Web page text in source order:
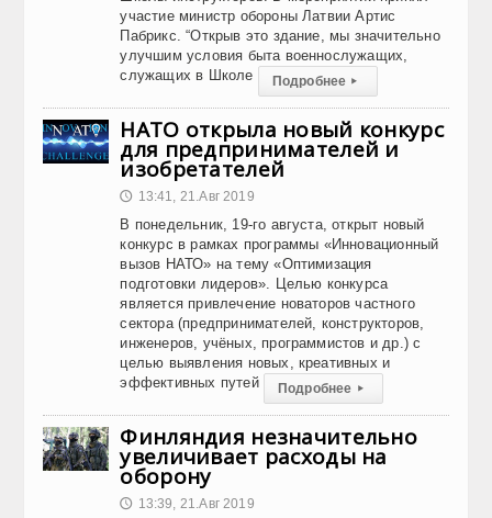
участие министр обороны Латвии Артис
Пабрикс. “Открыв это здание, мы значительно
улучшим условия быта военнослужащих,
служащих в Школе
Подробнее ▸
НАТО открыла новый конкурс
для предпринимателей и
изобретателей
🕔 13:41, 21.Авг 2019
В понедельник, 19-го августа, открыт новый
конкурс в рамках программы «Инновационный
вызов НАТО» на тему «Оптимизация
подготовки лидеров». Целью конкурса
является привлечение новаторов частного
сектора (предпринимателей, конструкторов,
инженеров, учёных, программистов и др.) с
целью выявления новых, креативных и
эффективных путей
Подробнее ▸
Финляндия незначительно
увеличивает расходы на
оборону
🕔 13:39, 21.Авг 2019